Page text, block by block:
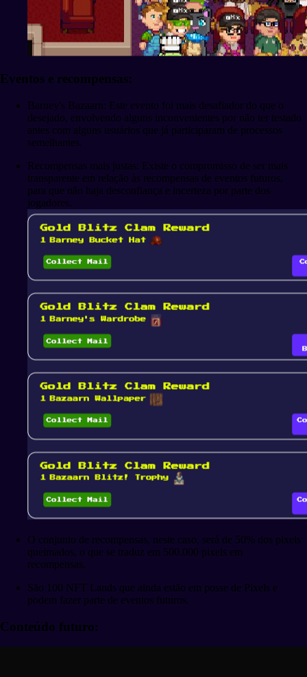
Eventos e recompensas:
Barney's Bazaarn: Este evento foi mais desafiador do que o
desejado, envolvendo alguns inconvenientes por não ter testado
antes com alguns usuários que já participaram de processos
semelhantes.
Recompensas mais justas: Existe o compromisso de ser mais
transparente em relação às recompensas de eventos futuros,
para que não haja desconfiança e incerteza por parte dos
jogadores.
O conjunto de recompensas, neste caso, será de 50% dos pixels
queimados, o que se traduz em 500.000 pixels em
recompensas.
São 100 NFT Lands que ainda estão em posse de Pixels e
podem fazer parte de eventos futuros.
Conteúdo futuro: